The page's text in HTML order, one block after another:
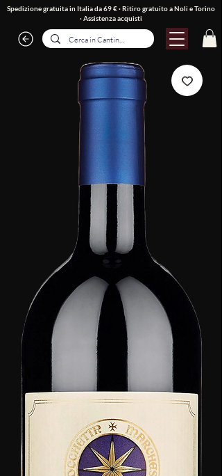
Spedizione gratuita in Italia da 69 € · Ritiro gratuito a Noli e Torino
·Assistenza acquisti